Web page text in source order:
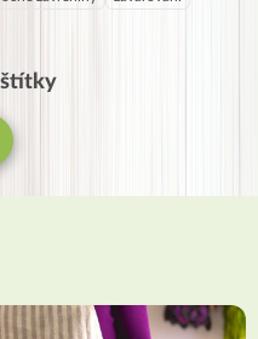
štítky